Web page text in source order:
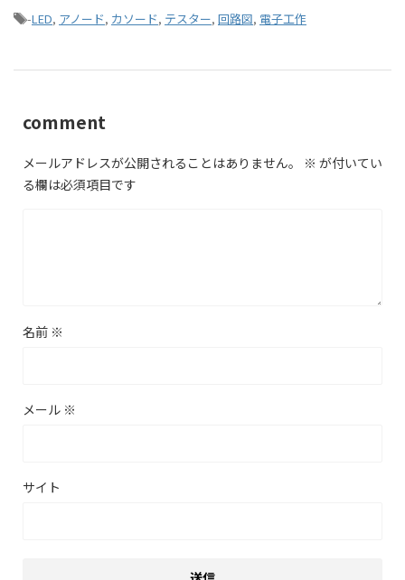
-LED, アノード, カソード, テスター, 回路図, 電子工作
comment
メールアドレスが公開されることはありません。 ※ が付いてい
る欄は必須項目です
名前 ※
メール ※
サイト